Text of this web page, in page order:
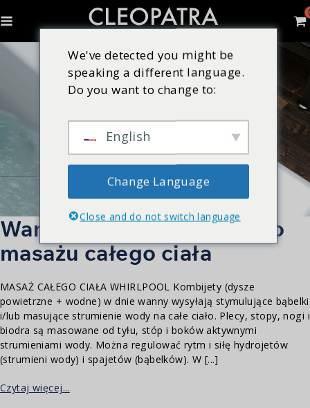
Wanna z hydromasażem do
masażu całego ciała
MASAŻ CAŁEGO CIAŁA WHIRLPOOL Kombijety (dysze
powietrzne + wodne) w dnie wanny wysyłają stymulujące bąbelki
i/lub masujące strumienie wody na całe ciało. Plecy, stopy, nogi i
biodra są masowane od tyłu, stóp i boków aktywnymi
strumieniami wody. Można regulować rytm i siłę hydrojetów
(strumieni wody) i spajetów (bąbelków). W [...]
Czytaj więcej...
We've detected you might be
speaking a different language.
Do you want to change to:
English
Change Language
Close and do not switch language